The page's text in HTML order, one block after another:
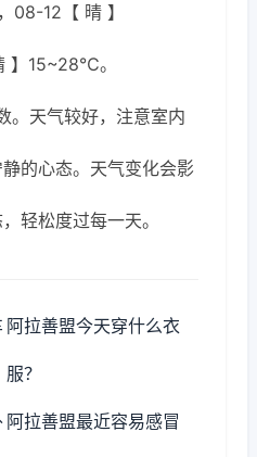
08-12【 晴 】
】15~28℃。
。天气较好，注意室内
的心态。天气变化会影
轻松度过每一天。
阿拉善盟今天穿什么衣
服？
阿拉善盟最近容易感冒